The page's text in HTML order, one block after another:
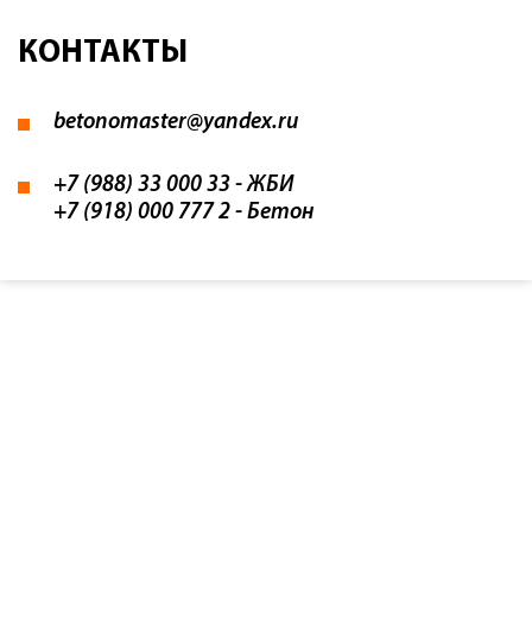
КОНТАКТЫ
betonomaster@yandex.ru
+7 (988) 33 000 33 - ЖБИ
+7 (918) 000 777 2 - Бетон